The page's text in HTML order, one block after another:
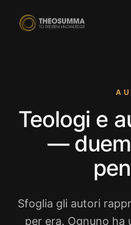
Scarica su
App Store
DISPONIBILE SU
Google Play
Teologi e
—
Sfoglia gli autori
per era. Ognuno ha